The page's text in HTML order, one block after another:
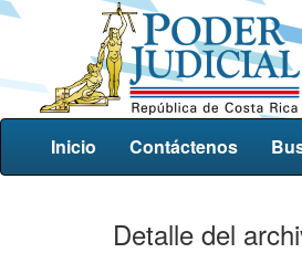
Inicio Contáctenos
Detalle del